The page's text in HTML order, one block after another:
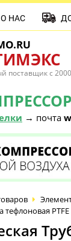
поставщик с
→ почта
О НАС
тефлоновая